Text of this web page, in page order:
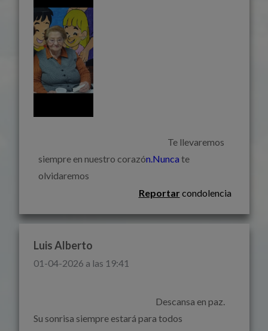
siempre en nuestro corazón.Nunca te
olvidaremos
Reportar condolencia
Luis Alberto
01-04-2026 a las 19:41